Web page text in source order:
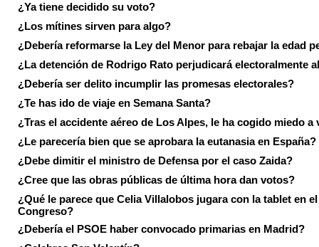
¿Ya tiene decidido su voto?
¿Los mítines sirven para algo?
¿Debería reformarse la Ley del Menor para rebajar la edad
¿La detención de Rodrigo Rato perjudicará electoralmente
¿Debería ser delito incumplir las promesas electorales?
¿Te has ido de viaje en Semana Santa?
¿Tras el accidente aéreo de Los Alpes, le ha cogido miedo a
¿Le parecería bien que se aprobara la eutanasia en España?
¿Debe dimitir el ministro de Defensa por el caso Zaida?
¿Cree que las obras públicas de última hora dan votos?
¿Qué le parece que Celia Villalobos jugara con la tablet en el
Congreso?
¿Debería el PSOE haber convocado primarias en Madrid?